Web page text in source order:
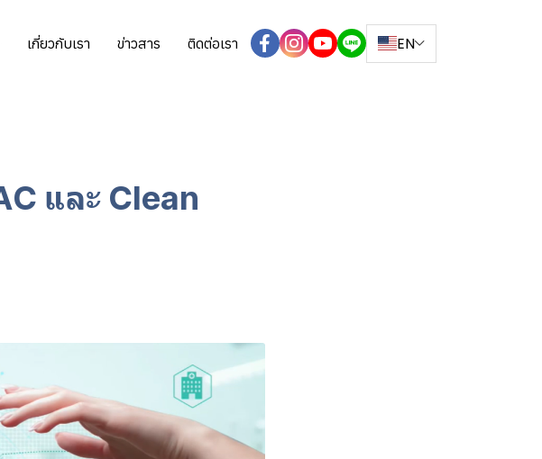
เกี่ยวกับเรา ข่าวสาร ติดต่อเรา EN
และ Clean